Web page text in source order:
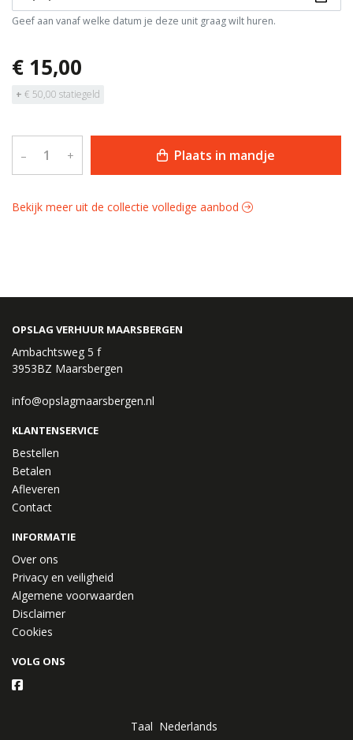
Geef aan vanaf welke datum je deze unit graag wilt huren.
€ 15,00
+ € 50,00 statiegeld
– + Plaats in mandje
Bekijk meer uit de collectie volledige aanbod
OPSLAG VERHUUR MAARSBERGEN
Ambachtsweg 5 f
3953BZ Maarsbergen
info@opslagmaarsbergen.nl
KLANTENSERVICE
Bestellen
Betalen
Afleveren
Contact
INFORMATIE
Over ons
Privacy en veiligheid
Algemene voorwaarden
Disclaimer
Cookies
VOLG ONS
Taal